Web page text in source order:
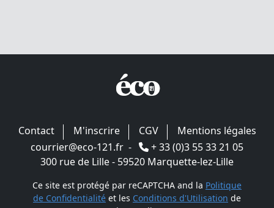
Contact M'inscrire CGV
Mentions légales
courrier@eco-121.fr -
+ 33 (0)3 55 33 21 05
300 rue de Lille - 59520 Marquette-lez-Lille
Ce site est protégé par reCAPTCHA and la Politique
de Confidentialitéet les Conditions d'Utilisation de